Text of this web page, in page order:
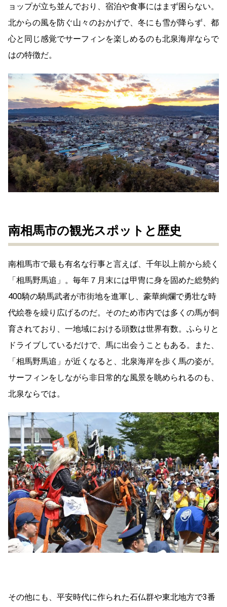
ョップが立ち並んでおり、宿泊や食事にはまず困らない。
北からの風を防ぐ山々のおかげで、冬にも雪が降らず、都
心と同じ感覚でサーフィンを楽しめるのも北泉海岸ならで
はの特徴だ。
南相馬市の観光スポットと歴史
南相馬市で最も有名な行事と言えば、千年以上前から続く
「相馬野馬追」。毎年７月末には甲冑に身を固めた総勢約
400騎の騎馬武者が市街地を進軍し、豪華絢爛で勇壮な時
代絵巻を繰り広げるのだ。そのため市内では多くの馬が飼
育されており、一地域における頭数は世界有数。ふらりと
ドライブしているだけで、馬に出会うこともある。また、
「相馬野馬追」が近くなると、北泉海岸を歩く馬の姿が。
サーフィンをしながら非日常的な風景を眺められるのも、
北泉ならでは。
その他にも、平安時代に作られた石仏群や東北地方で3番